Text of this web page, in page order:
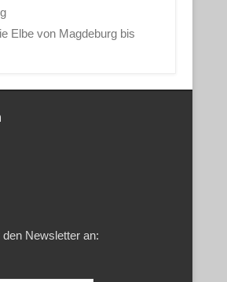
Elbe von Magdeburg bis
Newsletter an: